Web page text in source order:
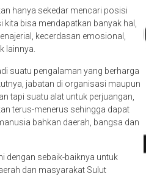
hanya sekedar mencari posisi
kita bisa mendapatkan banyak hal,
kecerdasan emosional,
lainnya.
suatu pengalaman yang berharga
jabatan di organisasi maupun
tapi suatu alat untuk perjuangan,
terus-menerus sehingga dapat
bahkan daerah, bangsa dan
dengan sebaik-baiknya untuk
dan masyarakat Sulut